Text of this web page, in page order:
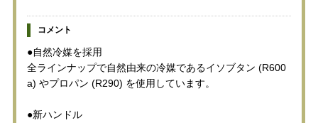
コメント
●自然冷媒を採用
全ラインナップで自然由来の冷媒であるイソブタン (R600
a) やプロパン (R290) を使用しています。
●新ハンドル